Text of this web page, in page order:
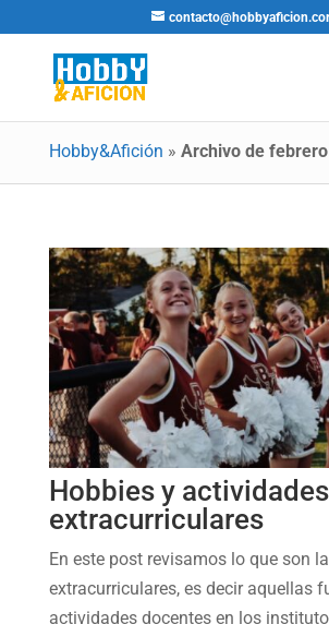
Hobby&Afición » Archivo de
Hobbies y actividades
extracurriculares
En este post revisamos lo que son
extracurriculares, es decir aquellas
actividades docentes en los